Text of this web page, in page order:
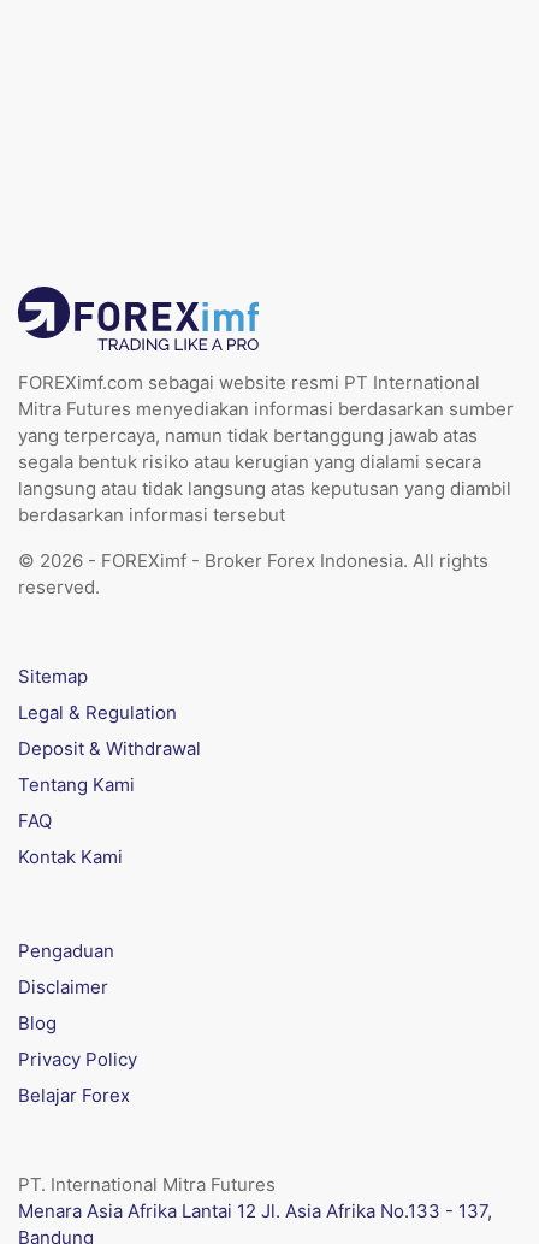
FOREXimf.com sebagai website resmi PT International
Mitra Futures menyediakan informasi berdasarkan sumber
yang terpercaya, namun tidak bertanggung jawab atas
segala bentuk risiko atau kerugian yang dialami secara
langsung atau tidak langsung atas keputusan yang diambil
berdasarkan informasi tersebut
© 2026 - FOREXimf - Broker Forex Indonesia. All rights
reserved.
Sitemap
Legal & Regulation
Deposit & Withdrawal
Tentang Kami
FAQ
Kontak Kami
Pengaduan
Disclaimer
Blog
Privacy Policy
Belajar Forex
PT. International Mitra Futures
Menara Asia Afrika Lantai 12 Jl. Asia Afrika No.133 - 137,
Bandung